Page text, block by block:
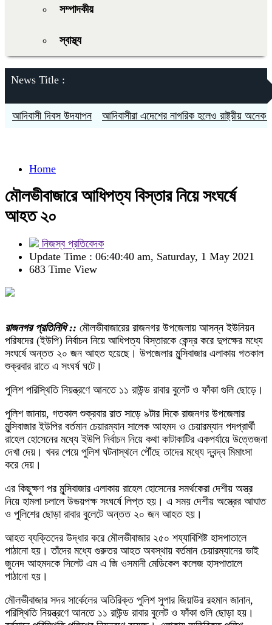
সম্পাদকীয়
স্বাস্থ্য
News Title :
দিবস উদযাপন আদিবাসীরা এদেশের নাগরিক হলেও রাষ্ট্রীয় অনেক
Home
মৌলভীবাজারে আধিপত্য বিস্তার নিয়ে সংঘর্ষে
আহত ২০
নিজস্ব প্রতিবেদক
Update Time : 06:40:40 am, Saturday, 1 May 2021
683 Time View
রাজনগর প্রতিনিধি :: মৌলভীবাজারের রাজনগর উপজেলায় আসন্ন ইউনিয়ন
পরিষদের (ইউপি) নির্বাচন নিয়ে আধিপত্য বিস্তারকে কেন্দ্র করে দুপক্ষের মধ্যে
সংঘর্ষে অন্তত ২০ জন আহত হয়েছে। উপজেলার মুন্সিবাজার এলাকায় গতকাল
শুক্রবার রাতে এ সংঘর্ষ ঘটে।
পুলিশ পরিস্থিতি নিয়ন্ত্রণে আনতে ১১ রাউন্ড রাবার বুলেট ও ফাঁকা গুলি ছোড়ে।
পুলিশ জানায়, গতকাল শুক্রবার রাত সাড়ে ৯টার দিকে রাজনগর উপজেলার
মুন্সিবাজার ইউপির বর্তমান চেয়ারম্যান সালেক আহমদ ও চেয়ারম্যান পদপ্রার্থী
রাহেল হোসেনের মধ্যে ইউপি নির্বাচন নিয়ে কথা কাটাকাটির একপর্যায়ে উত্তেজনা
দেখা দেয়। খবর পেয়ে পুলিশ ঘটনাস্থলে পৌঁছে তাদের মধ্যে দ্বন্দ্ব মিমাংসা
করে দেয়।
এর কিছুক্ষণ পর মুন্সিবাজার এলাকায় রাহেল হোসেনের সমর্থকেরা দেশীয় অস্ত্র
নিয়ে হামলা চলালে উভয়পক্ষ সংঘর্ষে লিপ্ত হয়। এ সময় দেশীয় অস্ত্রের আঘাত
ও পুলিশের ছোড়া রাবার বুলেটে অন্তত ২০ জন আহত হয়।
আহত ব্যক্তিদের উদ্ধার করে মৌলভীবাজার ২৫০ শয্যাবিশিষ্ট হাসপাতালে
পাঠানো হয়। তাঁদের মধ্যে গুরুতর আহত অবস্থায় বর্তমান চেয়ারম্যানের ভাই
জুনেদ আহমদকে সিলেট এম এ জি ওসমানী মেডিকেল কলেজ হাসপাতালে
পাঠানো হয়।
মৌলভীবাজার সদর সার্কেলের অতিরিক্ত পুলিশ সুপার জিয়াউর রহমান জানান,
পরিস্থিতি নিয়ন্ত্রণে আনতে ১১ রাউন্ড রাবার বুলেট ও ফাঁকা গুলি ছোড়া হয়।